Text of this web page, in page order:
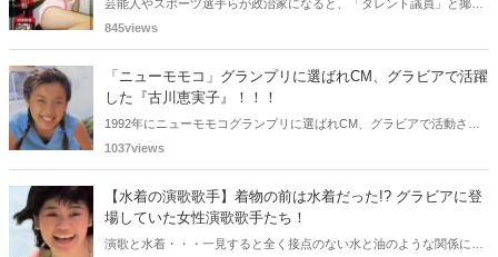
芸能人やスポーツ選手らが政治家になると、「タレント議員」と揶揄
されることがありますが、同時に、"タレントとしての活躍" が再注目
わどいショットで多くの男性を魅了した女性も!? 今回は、そんなグラ
ビアで活躍した女性政治家6名をご紹介します。
845views
「ニューモモコ」グランプリに選ばれCM、グラビアで活躍
した『古川恵実子』！！！
1992年にニューモモコグランプリに選ばれCM、グラビアで活動され
ていた古川恵実子さん。2010年3月頃まではラジオDJを担当されてい
みました。
1037views
【水着の演歌歌手】着物の前は水着だった!? グラビアに登
場していた女性演歌歌手たち！
演歌と水着・・・一見すると全く接点のない水と油のような関係に思